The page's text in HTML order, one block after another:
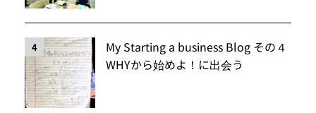
4
My Starting a business Blog その４
WHYから始めよ！に出会う